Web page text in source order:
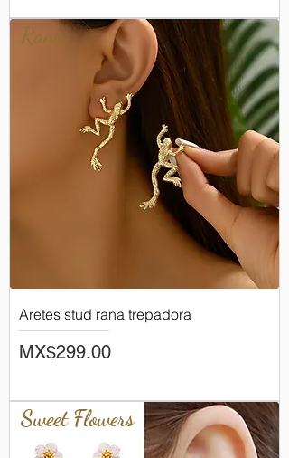
Rana
Aretes stud rana trepadora
Price
MX$299.00
Sweet Flowers